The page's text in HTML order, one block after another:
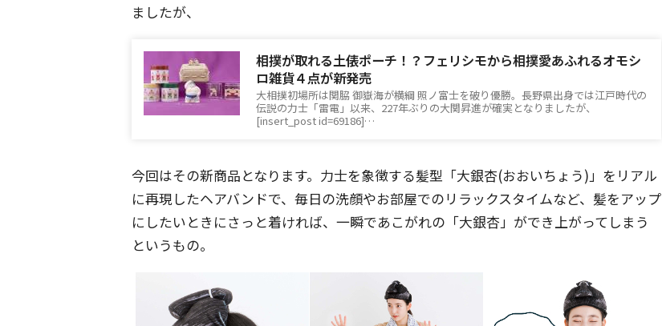
ましたが、
相撲が取れる土俵ポーチ！？フェリシモから相撲愛あふれるオモシ
ロ雑貨４点が新発売
大相撲初場所は関脇 御嶽海が横綱 照ノ富士を破り優勝。長野県出身では江戸時代の
伝説の力士「雷電」以来、227年ぶりの大関昇進が確実となりましたが、
[insert_post id=69186]…
今回はその新商品となります。力士を象徴する髪型「大銀杏(おおいちょう)」をリアル
に再現したヘアバンドで、毎日の洗顔やお部屋でのリラックスタイムなど、髪をアップ
にしたいときにさっと着ければ、一瞬であこがれの「大銀杏」ができ上がってしまう
というもの。